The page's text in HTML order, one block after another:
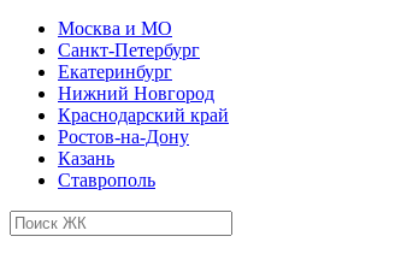
Москва и МО
Санкт-Петербург
Екатеринбург
Нижний Новгород
Краснодарский край
Ростов-на-Дону
Казань
Ставрополь